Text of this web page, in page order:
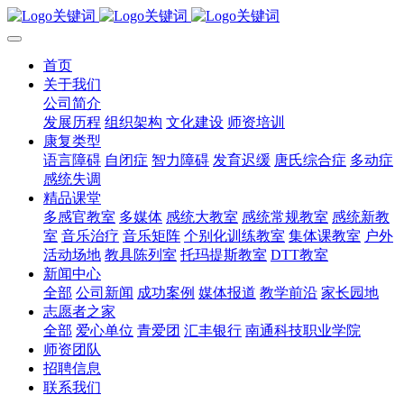
首页
关于我们
公司简介
发展历程 组织架构 文化建设 师资培训
康复类型
语言障碍 自闭症 智力障碍 发育迟缓 唐氏综合症 多动症
感统失调
精品课堂
多感官教室 多媒体 感统大教室 感统常规教室 感统新教
室 音乐治疗 音乐矩阵 个别化训练教室 集体课教室 户外
活动场地 教具陈列室 托玛提斯教室 DTT教室
新闻中心
全部 公司新闻 成功案例 媒体报道 教学前沿 家长园地
志愿者之家
全部 爱心单位 青爱团 汇丰银行 南通科技职业学院
师资团队
招聘信息
联系我们